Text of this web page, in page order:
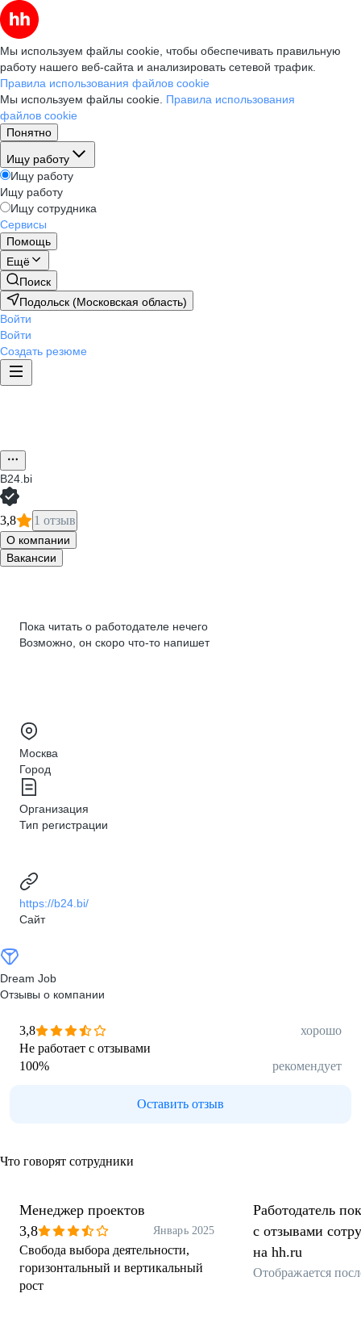
Мы используем файлы cookie, чтобы обеспечивать правильную
работу нашего веб-сайта и анализировать сетевой трафик.
Правила использования файлов cookie
Мы используем файлы cookie. Правила использования
файлов cookie
Понятно
Ищу работу
Ищу работу
Ищу работу
Ищу сотрудника
Сервисы
Помощь
Ещё
Поиск
Подольск (Московская область)
Войти
Войти
Создать резюме
B24.bi
3,8 1 отзыв
О компании
Вакансии
Пока читать о работодателе нечего
Возможно, он скоро что‑то напишет
Москва
Город
Организация
Тип регистрации
https://b24.bi/
Сайт
Dream Job
Отзывы о компании
3,8
хорошо
Не работает с отзывами
100% рекомендует
Оставить отзыв
Что говорят сотрудники
Менеджер проектов
3,8
Январь 2025
Свобода выбора деятельности,
горизонтальный и вертикальный
рост
Работодатель
с отзывами
на hh.ru
Отображается